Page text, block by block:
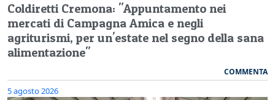
Coldiretti Cremona: "Appuntamento nei
mercati di Campagna Amica e negli
agriturismi, per un'estate nel segno della sana
alimentazione"
COMMENTA
5 agosto 2026